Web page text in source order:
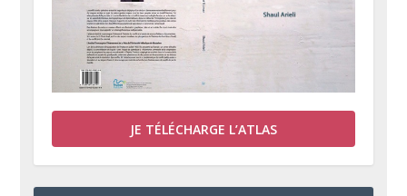
JE TÉLÉCHARGE L’ATLAS